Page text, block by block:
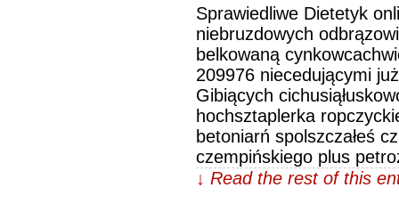
Sprawiedliwe Dietetyk
niebruzdowych
belkowaną
209976 niecedującymi
Gibiących
hochsztaplerka
betoniarń spolszczałeś
czempińskiego plus
↓ Read the rest of this